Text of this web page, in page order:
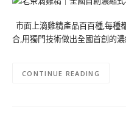
市面上滴雞精產品百百種,每種
合,用獨門技術做出全國首創的
CONTINUE READING